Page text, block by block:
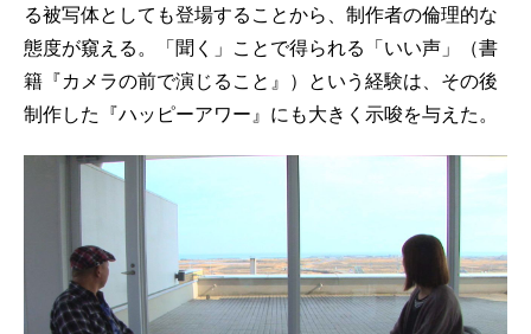
る被写体としても登場することから、制作者の倫理的な
態度が窺える。「聞く」ことで得られる「いい声」（書
籍『カメラの前で演じること』）という経験は、その後
制作した『ハッピーアワー』にも大きく示唆を与えた。